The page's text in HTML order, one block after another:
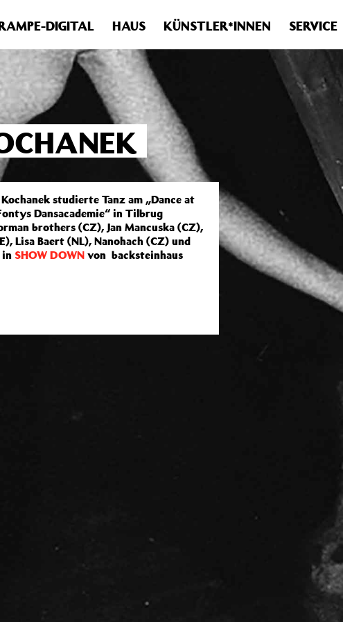
Version 4.4.0 veraltet! Verwende stattdessen get_permalink(). in
DIGITAL HAUS KÜNSTLER*INNEN SERVICE
studierte Tanz am „Dance at
Dansacademie“ in Tilbrug
brothers (CZ), Jan Mancuska (CZ),
Lisa Baert (NL), Nanohach (CZ) und
in SHOW DOWN von backsteinhaus